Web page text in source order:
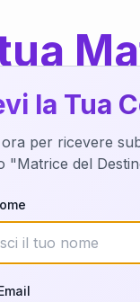
una
manuale
la Tua
per ricevere
"Matrice del